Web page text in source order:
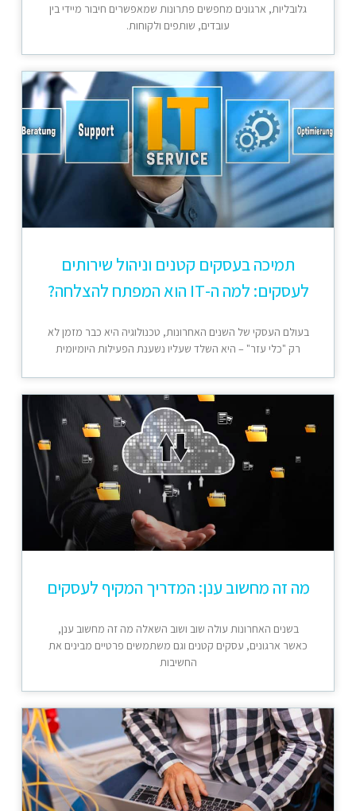
גלובליות, ארגונים מחפשים פתרונות שמאפשרים חיבור מיידי בין
עובדים, שותפים ולקוחות.
תמיכה בעסקים קטנים וניהול שירותים
לעסקים: למה ה-IT הוא המפתח להצלחה?
בעולם העסקי של השנים האחרונות, טכנולוגיה היא כבר מזמן לא
רק "כלי עזר" – היא השלד שעליו נשענת הפעילות היומיומית
מה זה מחשוב ענן: המדריך המקיף לעסקים
בשנים האחרונות עולה שוב ושוב השאלה מה זה מחשוב ענן,
כאשר ארגונים, עסקים קטנים וגם משתמשים פרטיים מבינים את
החשיבות